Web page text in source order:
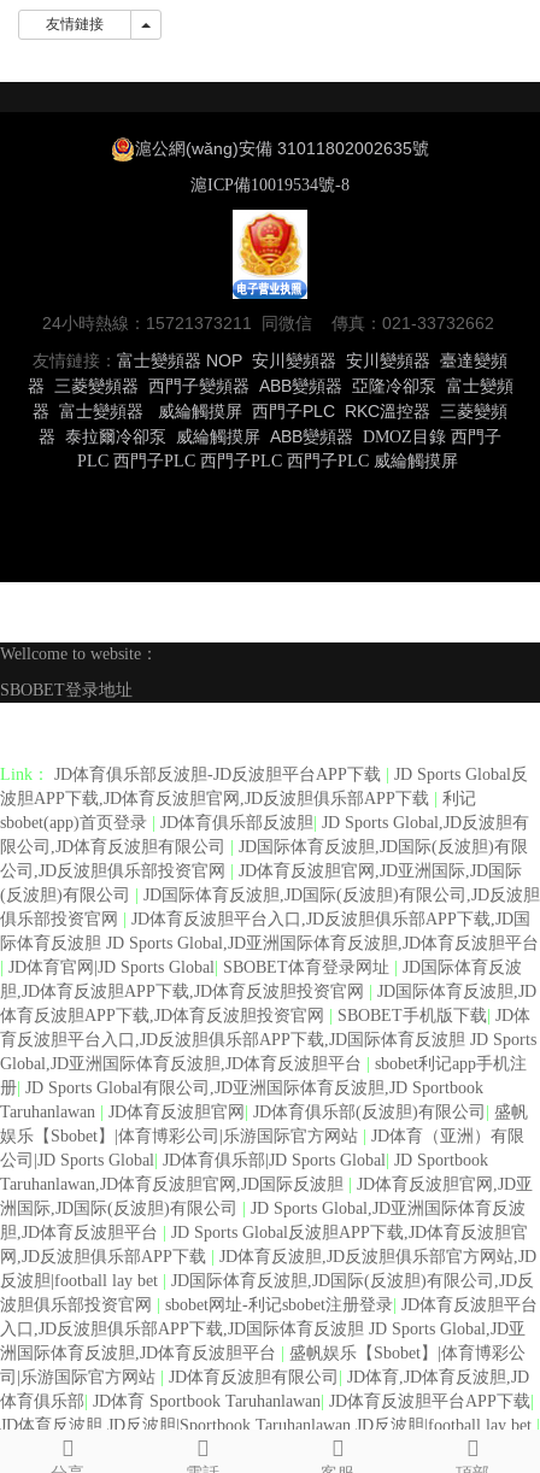
友情鏈接
滬公網(wǎng)安備 31011802002635號
滬ICP備10019534號-8
24小時熱線：15721373211 同微信 傳真：021-33732662
友情鏈接： 富士變頻器 NOP 安川變頻器 安川變頻器 臺達變頻
器
三菱變頻器 西門子變頻器 ABB變頻器 亞隆冷卻泵 富士變頻
器 富士變頻器 威綸觸摸屏 西門子PLC RKC溫控器
三菱變頻
器 泰拉爾冷卻泵 威綸觸摸屏 ABB變頻器 DMOZ目錄 西門子
PLC 西門子PLC 西門子PLC 西門子PLC 威綸觸摸屏
Wellcome to website：
SBOBET登录地址
Link： JD体育俱乐部反波胆-JD反波胆平台APP下载
JD Sports Global反
波胆APP下载,JD体育反波胆官网,JD反波胆俱乐部APP下载
利记
sbobet(app)首页登录
JD体育俱乐部反波胆 JD Sports Global,JD反波胆有
限公司,JD体育反波胆有限公司
JD国际体育反波胆,JD国际(反波胆)有限
公司,JD反波胆俱乐部投资官网
JD体育反波胆官网,JD亚洲国际,JD国际
(反波胆)有限公司
JD国际体育反波胆,JD国际(反波胆)有限公司,JD反波胆
俱乐部投资官网
JD体育反波胆平台入口,JD反波胆俱乐部APP下载,JD国
际体育反波胆 JD Sports Global,JD亚洲国际体育反波胆,JD体育反波胆平台
JD体育官网|JD Sports Global SBOBET体育登录网址
JD国际体育反波
胆,JD体育反波胆APP下载,JD体育反波胆投资官网
JD国际体育反波胆,JD
体育反波胆APP下载,JD体育反波胆投资官网
SBOBET手机版下载 JD体
育反波胆平台入口,JD反波胆俱乐部APP下载,JD国际体育反波胆 JD Sports
Global,JD亚洲国际体育反波胆,JD体育反波胆平台
sbobet利记app手机注
册 JD Sports Global有限公司,JD亚洲国际体育反波胆,JD Sportbook
Taruhanlawan
JD体育反波胆官网 JD体育俱乐部(反波胆)有限公司
盛帆
娱乐【Sbobet】|体育博彩公司|乐游国际官方网站
JD体育（亚洲）有限
公司|JD Sports Global JD体育俱乐部|JD Sports Global JD Sportbook
Taruhanlawan,JD体育反波胆官网,JD国际反波胆
JD体育反波胆官网,JD亚
洲国际,JD国际(反波胆)有限公司
JD Sports Global,JD亚洲国际体育反波
胆,JD体育反波胆平台
JD Sports Global反波胆APP下载,JD体育反波胆官
网,JD反波胆俱乐部APP下载
JD体育反波胆,JD反波胆俱乐部官方网站,JD
反波胆|football lay bet
JD国际体育反波胆,JD国际(反波胆)有限公司,JD反
波胆俱乐部投资官网
sbobet网址-利记sbobet注册登录 JD体育反波胆平台
入口,JD反波胆俱乐部APP下载,JD国际体育反波胆 JD Sports Global,JD亚
洲国际体育反波胆,JD体育反波胆平台
盛帆娱乐【Sbobet】|体育博彩公
司|乐游国际官方网站
JD体育反波胆有限公司
JD体育,JD体育反波胆,JD
体育俱乐部 JD体育 Sportbook Taruhanlawan JD体育反波胆平台APP下载
JD体育反波胆,JD反波胆|Sportbook Taruhanlawan,JD反波胆|football lay bet